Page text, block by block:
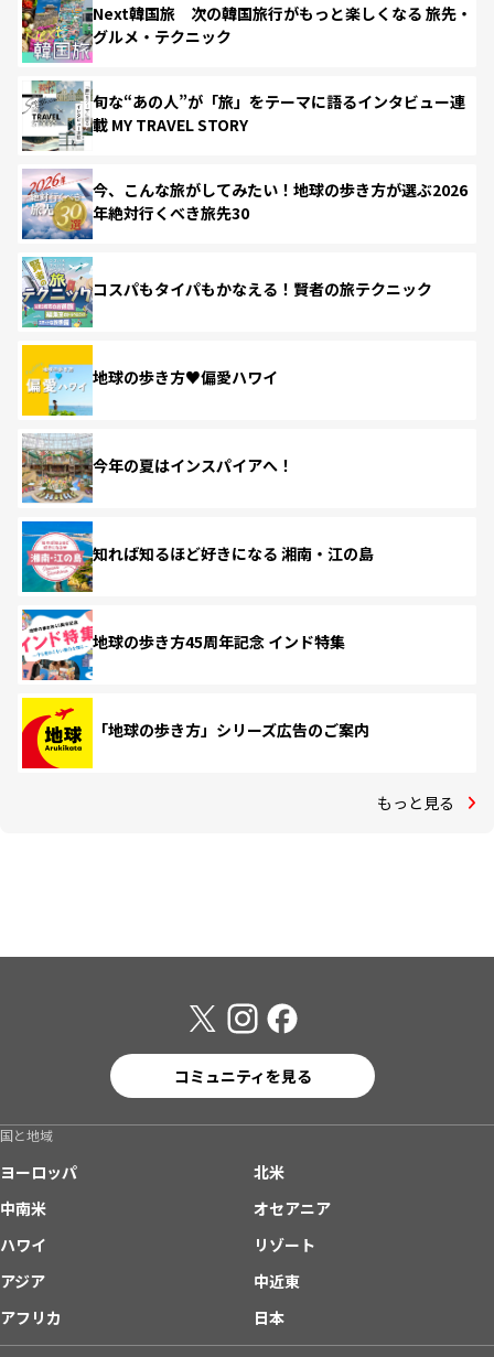
Next韓国旅 次の韓国旅行がもっと楽しくなる 旅先・
グルメ・テクニック
旬な“あの人”が「旅」をテーマに語るインタビュー連
載 MY TRAVEL STORY
今、こんな旅がしてみたい！地球の歩き方が選ぶ2026
年絶対行くべき旅先30
コスパもタイパもかなえる！賢者の旅テクニック
地球の歩き方♥偏愛ハワイ
今年の夏はインスパイアへ！
知れば知るほど好きになる 湘南・江の島
地球の歩き方45周年記念 インド特集
「地球の歩き方」シリーズ広告のご案内
もっと見る
コミュニティを見る
国と地域
ヨーロッパ
北米
中南米
オセアニア
ハワイ
リゾート
アジア
中近東
アフリカ
日本